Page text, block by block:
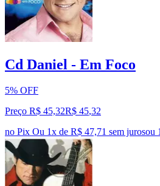
Cd Daniel - Em Foco
5% OFF
Preço R$ 45,32R$ 45,32
no Pix Ou 1x de R$ 47,71 sem jurosou 1